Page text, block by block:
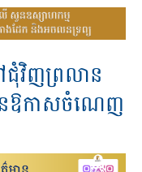
វិញព្រលាន
នឱកាសចំណេញ